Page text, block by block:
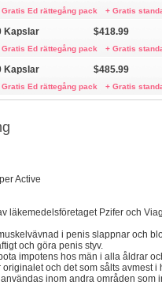
Gratis Ed rättegång pack + Gratis
Kapslar $418.99
Gratis Ed rättegång pack + Gratis
Kapslar $485.99
Gratis Ed rättegång pack + Gratis
Active
läkemedelsföretaget Pzifer och
i penis slappnar och
och göra penis styv.
impotens hos män i alla åldrar
och det som sålts avmest i
inom andra områden som